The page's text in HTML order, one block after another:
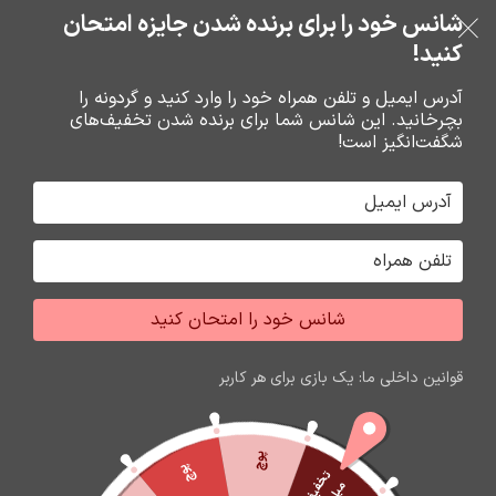
خرید قسطی با ترب‌پی
عبور به ناوبری
رفتن به محتوای اصلی
0 ریال
خانه گارد و محافظ صفحه گوشي محافظ صفحه گوشي
فروشگاه نوین تراشه گنجی
پوچ
پوچ
شانس خود را برای برنده شدن جایزه امتحان
کنید!
آدرس ایمیل و تلفن همراه خود را وارد کنید و گردونه را
بچرخانید. این شانس شما برای برنده شدن تخفیف‌های
شگفت‌انگیز است!
شانس خود را امتحان کنید
قوانین داخلی ما: یک بازی برای هر کاربر